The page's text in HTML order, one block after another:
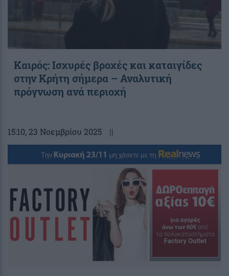
Καιρός: Ισχυρές βροχές και καταιγίδες
στην Κρήτη σήμερα – Αναλυτική
πρόγνωση ανά περιοχή
15:10, 23 Νοεμβρίου 2025 ||